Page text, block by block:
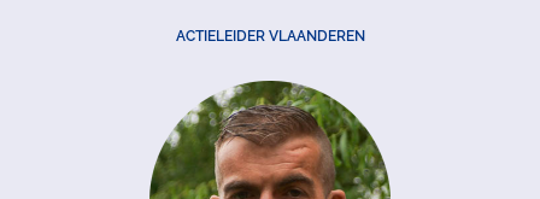
ACTIELEIDER VLAANDEREN